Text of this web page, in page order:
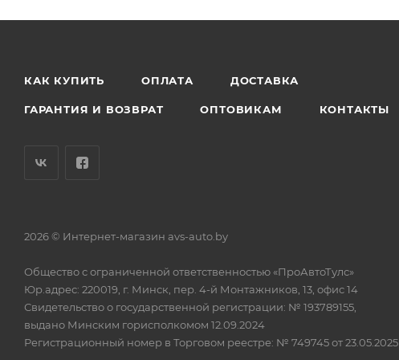
КАК КУПИТЬ ОПЛАТА ДОСТАВКА
ГАРАНТИЯ И ВОЗВРАТ ОПТОВИКАМ КОНТАКТЫ
2026 © Интернет-магазин avs-auto.by
Общество с ограниченной ответственностью «ПроАвтоТулс»
Юр.адрес: 220019, г. Минск, пер. 4-й Монтажников, 13, офис 14
Свидетельство о государственной регистрации: № 193789155,
выдано Минским горисполкомом 12.09.2024
Регистрационный номер в Торговом реестре: № 749745 от 23.05.2025